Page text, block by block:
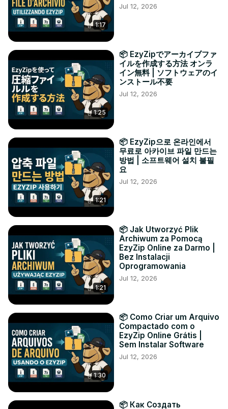
1:17
Jul 12, 2026
1:25
📦 EzyZipでアーカイブファ
イルを作成する方法 オンラ
イン無料 | ソフトウェアのイ
ンストール不要
Jul 12, 2026
1:21
📦 EzyZip으로 온라인에서
무료로 아카이브 파일 만드는
방법 | 소프트웨어 설치 불필
요
Jul 12, 2026
1:21
📦 Jak Utworzyć Plik
Archiwum za Pomocą
EzyZip Online za Darmo |
Bez Instalacji
Oprogramowania
Jul 12, 2026
1:30
📦 Como Criar um Arquivo
Compactado com o
EzyZip Online Grátis |
Sem Instalar Software
Jul 12, 2026
📦 Как Создать